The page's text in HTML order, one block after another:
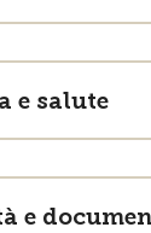
e salute
e